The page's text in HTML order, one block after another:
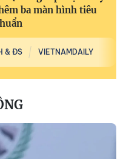
ba màn hình tiêu
& ĐS VIETNAMDAILY